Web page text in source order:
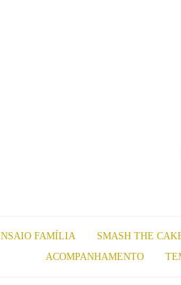
FAMÍLIA SMASH THE
ACOMPANHAMENTO